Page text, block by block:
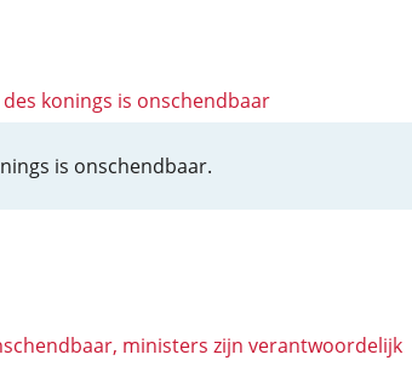
konings is onschendbaar
is onschendbaar.
ministers zijn verantwoordelijk